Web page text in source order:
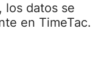
los datos se
en TimeTac.